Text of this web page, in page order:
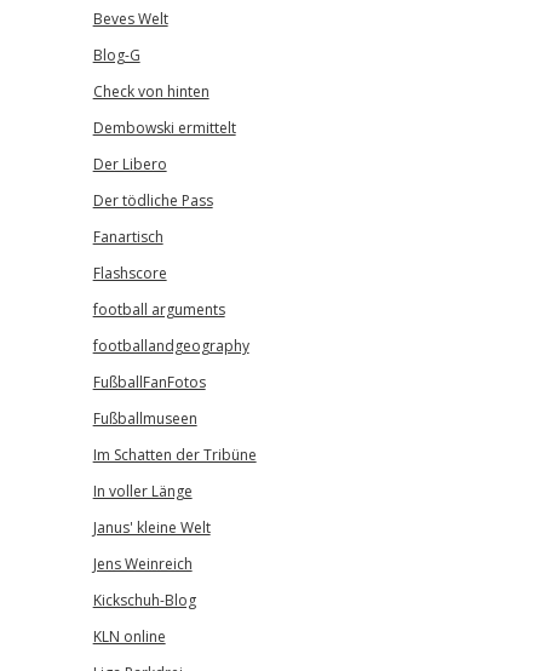
Beves Welt
Blog-G
Check von hinten
Dembowski ermittelt
Der Libero
Der tödliche Pass
Fanartisch
Flashscore
football arguments
footballandgeography
FußballFanFotos
Fußballmuseen
Im Schatten der Tribüne
In voller Länge
Janus' kleine Welt
Jens Weinreich
Kickschuh-Blog
KLN online